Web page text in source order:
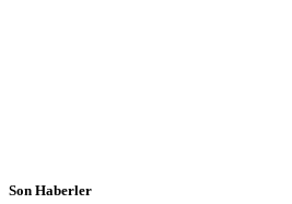
Son Haberler